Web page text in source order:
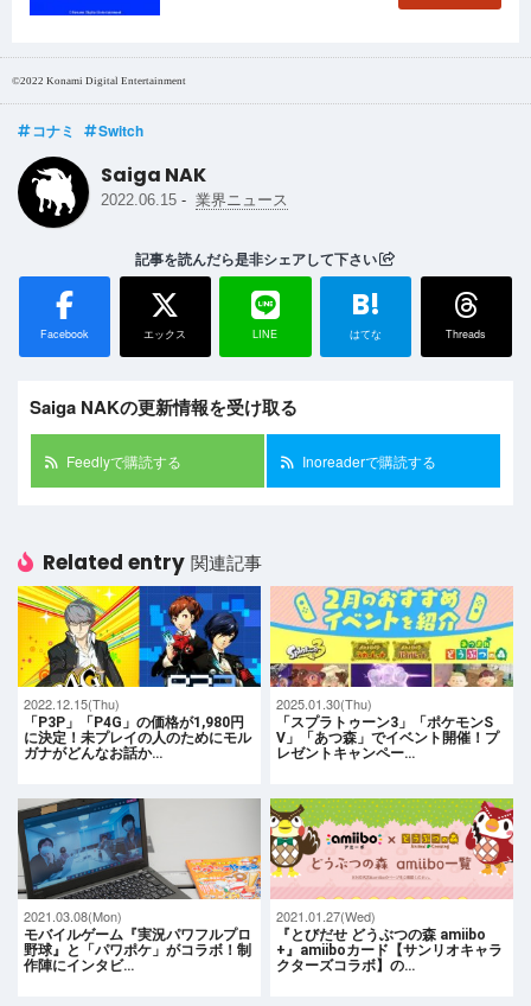
©2022 Konami Digital Entertainment
コナミ Switch
Saiga NAK
2022.06.15 - 業界ニュース
記事を読んだら是非シェアして下さい
Facebook エックス LINE
B!
はてな Threads
Saiga NAKの更新情報を受け取る
Feedlyで購読する Inoreaderで購読する
Related entry 関連記事
2022.12.15(Thu)
「P3P」「P4G」の価格が1,980円
に決定！未プレイの人のためにモル
ガナがどんなお話か…
2025.01.30(Thu)
「スプラトゥーン3」「ポケモンS
V」「あつ森」でイベント開催！プ
レゼントキャンペー…
2021.03.08(Mon)
モバイルゲーム『実況パワフルプロ
野球』と「パワポケ」がコラボ！制
作陣にインタビ…
2021.01.27(Wed)
『とびだせ どうぶつの森 amiibo
+』amiiboカード【サンリオキャラ
クターズコラボ】の…